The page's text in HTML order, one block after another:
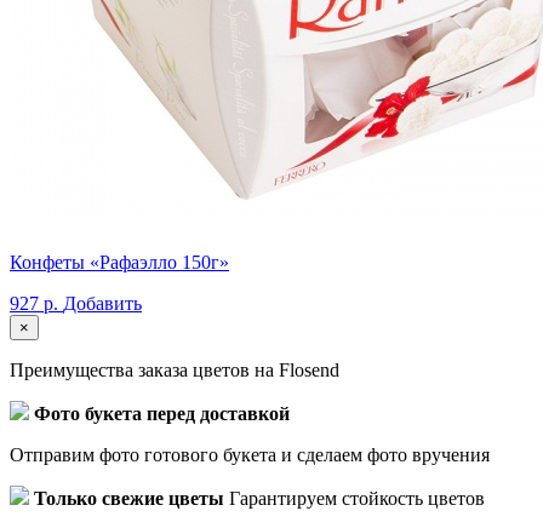
Конфеты «Рафаэлло 150г»
927 р. Добавить
×
Преимущества заказа цветов на Flosend
Фото букета перед доставкой
Отправим фото готового букета и сделаем фото вручения
Только свежие цветы Гарантируем стойкость цветов